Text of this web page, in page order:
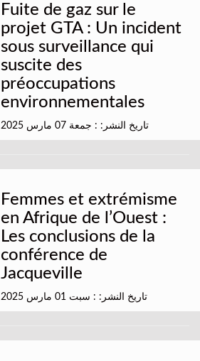
Fuite de gaz sur le
projet GTA : Un incident
sous surveillance qui
suscite des
préoccupations
environnementales
تاريخ النشر: : جمعة 07 مارس 2025
Femmes et extrémisme
en Afrique de l’Ouest :
Les conclusions de la
conférence de
Jacqueville
تاريخ النشر: : سبت 01 مارس 2025